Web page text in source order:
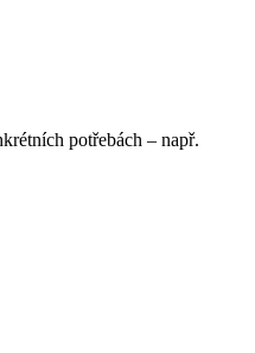
potřebách – např.